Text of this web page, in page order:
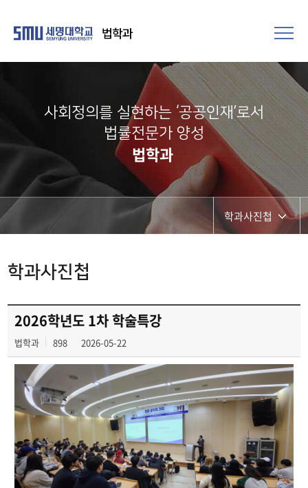
법학과
사회정의를 실현하는 ‘공공인재’로서
법률전문가 양성​
법학과
학과사진첩
동아리
학생회
교우소식
학과사진첩
2026학년도 1차 학술특강
법학과 898 2026-05-22